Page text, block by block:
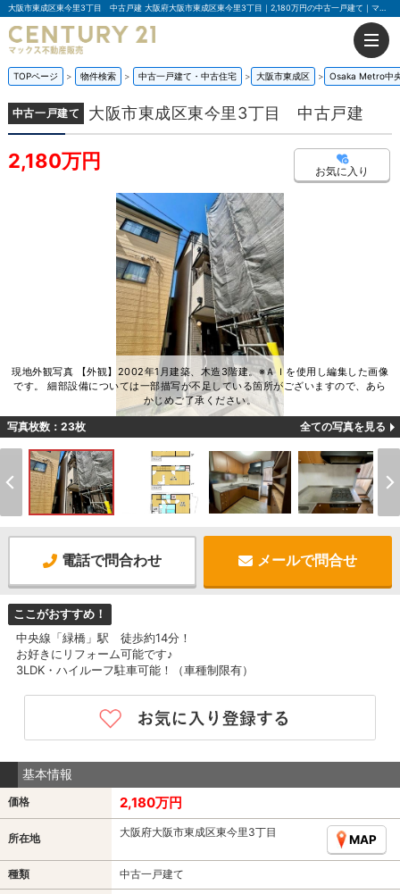
TOPページ 物件検索 中古一戸建て・中古住宅 大阪市東成区 Osaka Metro中
中古一戸建て 大阪市東成区東今里3丁目 中古戸建
2,180万円 お気に入り
現地外観写真 【外観】2002年1月建築、木造3階建。※ＡＩを使用し編集した画像
です。 細部設備については一部描写が不足している箇所がございますので、あら
かじめご了承ください。
写真枚数：23枚 全ての写真を見る
電話で問合わせ メールで問合せ
ここがおすすめ！
中央線「緑橋」駅 徒歩約14分！
お好きにリフォーム可能です♪
3LDK・ハイルーフ駐車可能！（車種制限有）
基本情報
価格 2,180万円
所在地 大阪府大阪市東成区東今里3丁目
MAP
種類 中古一戸建て